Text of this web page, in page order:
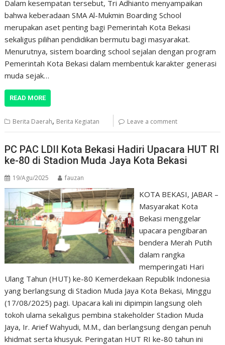
Dalam kesempatan tersebut, Tri Adhianto menyampaikan
bahwa keberadaan SMA Al-Mukmin Boarding School
merupakan aset penting bagi Pemerintah Kota Bekasi
sekaligus pilihan pendidikan bermutu bagi masyarakat.
Menurutnya, sistem boarding school sejalan dengan program
Pemerintah Kota Bekasi dalam membentuk karakter generasi
muda sejak…
READ MORE
Berita Daerah, Berita Kegiatan Leave a comment
PC PAC LDII Kota Bekasi Hadiri Upacara HUT RI
ke-80 di Stadion Muda Jaya Kota Bekasi
19/Agu/2025 fauzan
KOTA BEKASI, JABAR –
Masyarakat Kota
Bekasi menggelar
upacara pengibaran
bendera Merah Putih
dalam rangka
memperingati Hari
Ulang Tahun (HUT) ke-80 Kemerdekaan Republik Indonesia
yang berlangsung di Stadion Muda Jaya Kota Bekasi, Minggu
(17/08/2025) pagi. Upacara kali ini dipimpin langsung oleh
tokoh ulama sekaligus pembina stakeholder Stadion Muda
Jaya, Ir. Arief Wahyudi, M.M., dan berlangsung dengan penuh
khidmat serta khusyuk. Peringatan HUT RI ke-80 tahun ini